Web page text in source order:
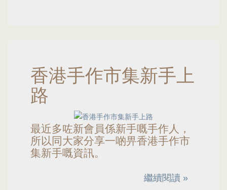
香港手作市集新手上
路
最近多咗新會員係新手嘅手作人，
所以同大家分享一啲畀香港手作市
集新手嘅資訊。
繼續閱讀 »